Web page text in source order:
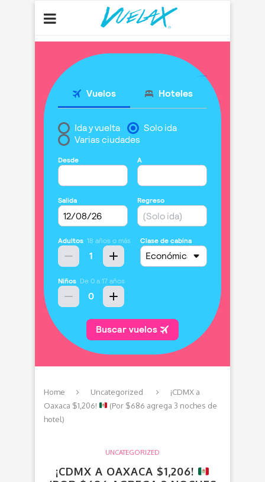
Home Uncategorized
¡CDMX a
Oaxaca $1,206!
(Por $686 agrega 3 noches de
hotel)
UNCATEGORIZED
¡CDMX A OAXACA $1,206!